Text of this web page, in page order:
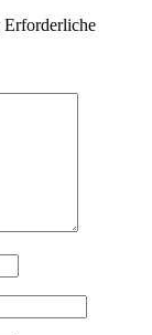
Erforderliche